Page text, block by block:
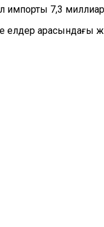
импорты 7,3
арасындағы